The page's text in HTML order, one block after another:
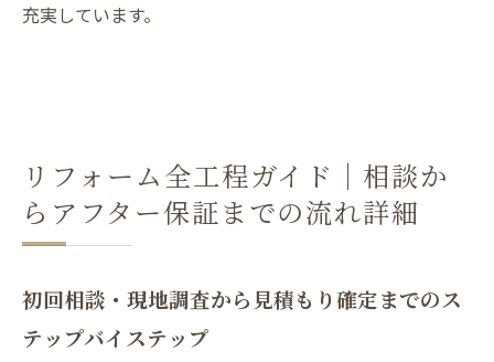
充実しています。
リフォーム全工程ガイド｜相談か
らアフター保証までの流れ詳細
初回相談・現地調査から見積もり確定までのス
テップバイステップ